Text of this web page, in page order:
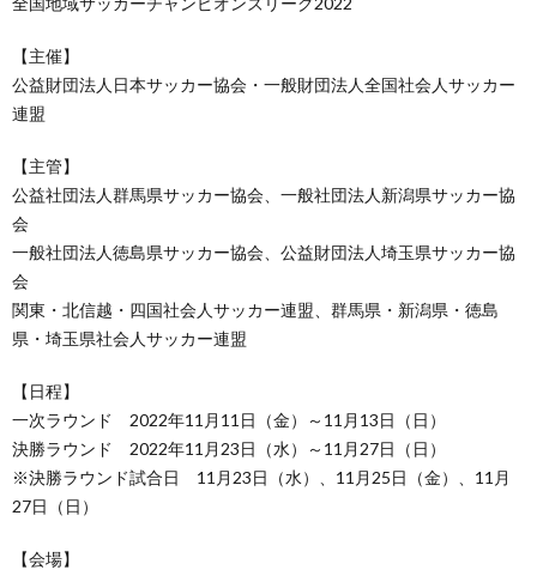
【主催】
公益財団法人日本サッカー協会・一般財団法人全国社会人サッカー
連盟
【主管】
公益社団法人群馬県サッカー協会、一般社団法人新潟県サッカー協
会
一般社団法人徳島県サッカー協会、公益財団法人埼玉県サッカー協
会
関東・北信越・四国社会人サッカー連盟、群馬県・新潟県・徳島
県・埼玉県社会人サッカー連盟
【日程】
一次ラウンド 2022年11月11日（金）～11月13日（日）
決勝ラウンド 2022年11月23日（水）～11月27日（日）
※決勝ラウンド試合日 11月23日（水）、11月25日（金）、11月
27日（日）
【会場】